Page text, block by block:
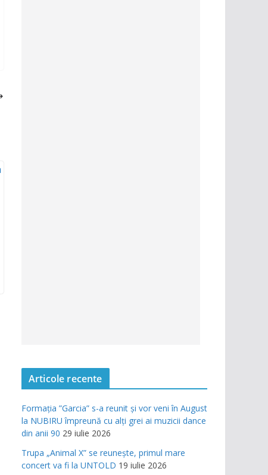
Articole recente
Formația ”Garcia” s-a reunit și vor veni în August
la NUBIRU împreună cu alți grei ai muzicii dance
din anii 90 29 iulie 2026
Trupa „Animal X” se reunește, primul mare
concert va fi la UNTOLD 19 iulie 2026